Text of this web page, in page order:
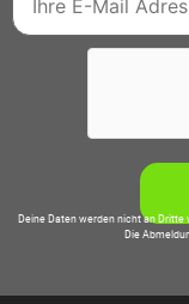
Deine Daten werden nicht an
Die